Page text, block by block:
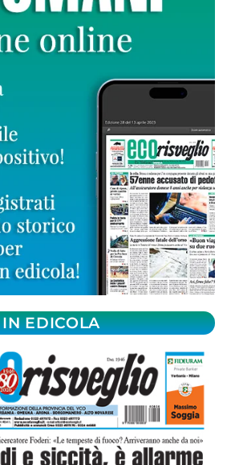
IN EDICOLA